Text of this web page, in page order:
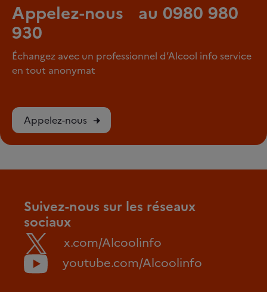
Appelez-nous au 0980 980
930
Échangez avec un professionnel d’Alcool info service
en tout anonymat
Appelez-nous
Suivez-nous sur les réseaux
sociaux
x.com/Alcoolinfo
youtube.com/Alcoolinfo